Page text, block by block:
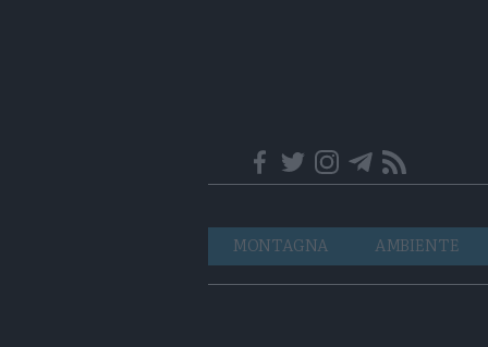
Navigazione
principale
MONTAGNA AMBIENTE